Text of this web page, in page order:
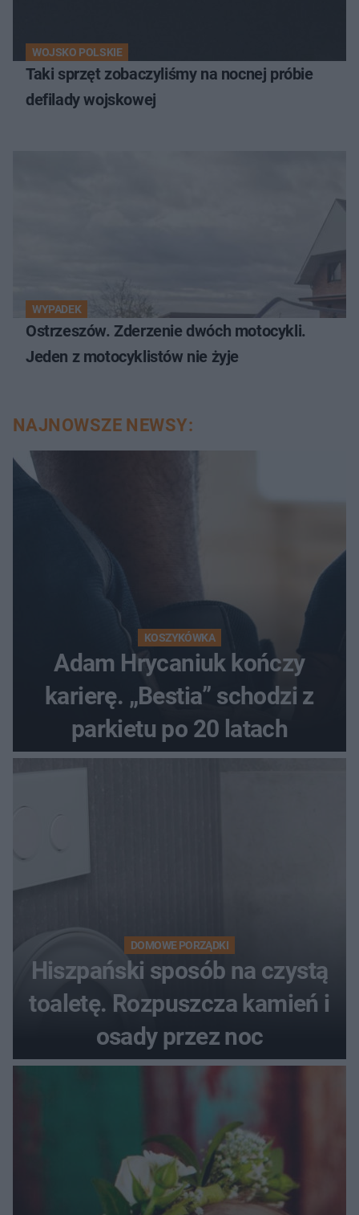
WOJSKO POLSKIE
Taki sprzęt zobaczyliśmy na nocnej próbie
defilady wojskowej
WYPADEK
Ostrzeszów. Zderzenie dwóch motocykli.
Jeden z motocyklistów nie żyje
NAJNOWSZE NEWSY:
KOSZYKÓWKA
Adam Hrycaniuk kończy
karierę. „Bestia” schodzi z
parkietu po 20 latach
DOMOWE PORZĄDKI
Hiszpański sposób na czystą
toaletę. Rozpuszcza kamień i
osady przez noc